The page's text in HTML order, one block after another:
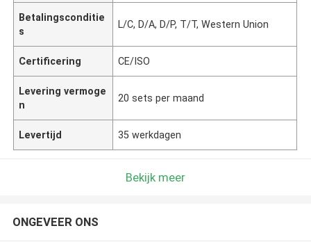
Betalingsconditie
s
L/C, D/A, D/P, T/T, Western Union
Certificering CE/ISO
Levering vermoge
n
20 sets per maand
Levertijd 35 werkdagen
Bekijk meer
ONGEVEER ONS